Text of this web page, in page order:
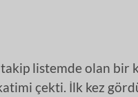
listemde olan bir
çekti. İlk kez